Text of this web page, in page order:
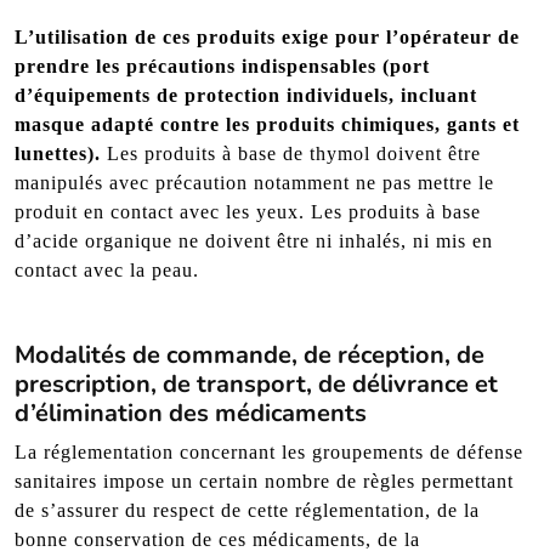
L’utilisation de ces produits exige pour l’opérateur de
prendre les précautions indispensables (port
d’équipements de protection individuels, incluant
masque adapté contre les produits chimiques, gants et
lunettes). Les produits à base de thymol doivent être
manipulés avec précaution notamment ne pas mettre le
produit en contact avec les yeux. Les produits à base
d’acide organique ne doivent être ni inhalés, ni mis en
contact avec la peau.
Modalités de commande, de réception, de
prescription, de transport, de délivrance et
d’élimination des médicaments
La réglementation concernant les groupements de défense
sanitaires impose un certain nombre de règles permettant
de s’assurer du respect de cette réglementation, de la
bonne conservation de ces médicaments, de la